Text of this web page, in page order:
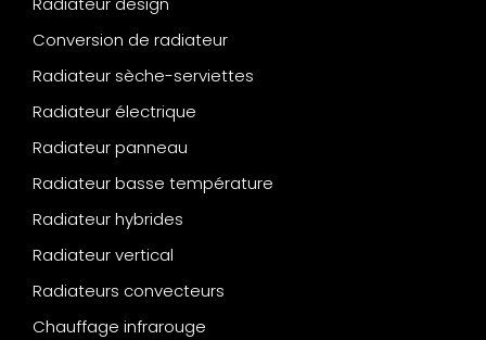
Conversion de radiateur
Radiateur sèche-serviettes
Radiateur électrique
Radiateur panneau
Radiateur basse température
Radiateur hybrides
Radiateur vertical
Radiateurs convecteurs
Chauffage infrarouge